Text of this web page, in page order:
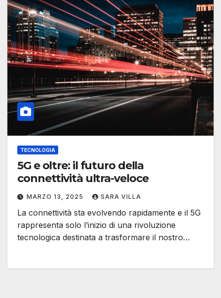
TECNOLOGIA
5G e oltre: il futuro della
connettività ultra-veloce
MARZO 13, 2025 SARA VILLA
La connettività sta evolvendo rapidamente e il 5G
rappresenta solo l’inizio di una rivoluzione
tecnologica destinata a trasformare il nostro…